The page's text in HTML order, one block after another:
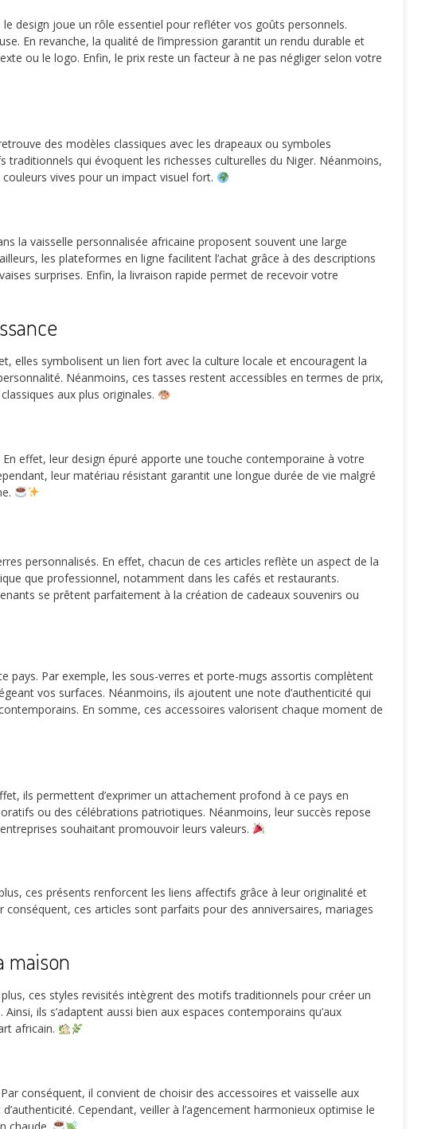
design joue un rôle essentiel pour refléter vos goûts personnels.
En revanche, la qualité de l’impression garantit un rendu durable et
ou le logo. Enfin, le prix reste un facteur à ne pas négliger selon votre
des modèles classiques avec les drapeaux ou symboles
qui évoquent les richesses culturelles du Niger. Néanmoins,
vives pour un impact visuel fort.
la vaisselle personnalisée africaine proposent souvent une large
les plateformes en ligne facilitent l’achat grâce à des descriptions
surprises. Enfin, la livraison rapide permet de recevoir votre
elles symbolisent un lien fort avec la culture locale et encouragent la
Néanmoins, ces tasses restent accessibles en termes de prix,
aux plus originales.
effet, leur design épuré apporte une touche contemporaine à votre
leur matériau résistant garantit une longue durée de vie malgré
personnalisés. En effet, chacun de ces articles reflète un aspect de la
que professionnel, notamment dans les cafés et restaurants.
se prêtent parfaitement à la création de cadeaux souvenirs ou
pays. Par exemple, les sous-verres et porte-mugs assortis complètent
vos surfaces. Néanmoins, ils ajoutent une note d’authenticité qui
En somme, ces accessoires valorisent chaque moment de
ils permettent d’exprimer un attachement profond à ce pays en
ou des célébrations patriotiques. Néanmoins, leur succès repose
souhaitant promouvoir leurs valeurs.
ces présents renforcent les liens affectifs grâce à leur originalité et
ces articles sont parfaits pour des anniversaires, mariages
maison
ces styles revisités intègrent des motifs traditionnels pour créer un
ils s’adaptent aussi bien aux espaces contemporains qu’aux
africain.
conséquent, il convient de choisir des accessoires et vaisselle aux
Cependant, veiller à l’agencement harmonieux optimise le